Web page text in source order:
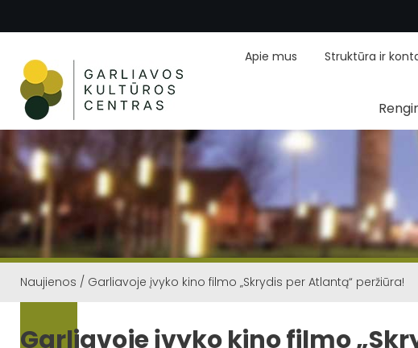
Apie mus Struktūra ir
Naujienos / Garliavoje įvyko kino filmo „Skrydis per Atlantą“ peržiūra!
Garliavoje įvyko kino filmo